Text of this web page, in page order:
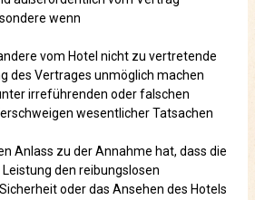
wenn
vom Hotel nicht zu vertretende
des Vertrages unmöglich machen
irreführenden oder falschen
wesentlicher Tatsachen
Anlass zu der Annahme hat, dass die
den reibungslosen
oder das Ansehen des Hotels